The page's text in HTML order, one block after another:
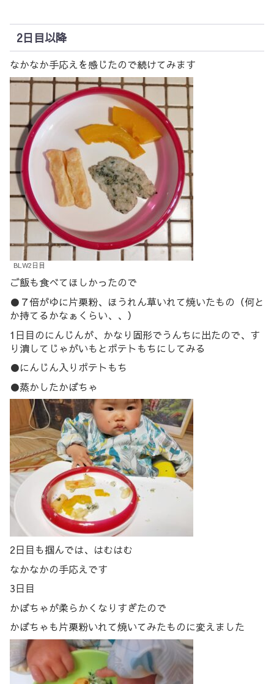
2日目以降
なかなか手応えを感じたので続けてみます
BLW2日目
ご飯も食べてほしかったので
●７倍がゆに片栗粉、ほうれん草いれて焼いたもの（何と
か持てるかなぁくらい、、）
1日目のにんじんが、かなり固形でうんちに出たので、す
り潰してじゃがいもとポテトもちにしてみる
●にんじん入りポテトもち
●蒸かしたかぼちゃ
2日目も掴んでは、はむはむ
なかなかの手応えです
3日目
かぼちゃが柔らかくなりすぎたので
かぼちゃも片栗粉いれて焼いてみたものに変えました